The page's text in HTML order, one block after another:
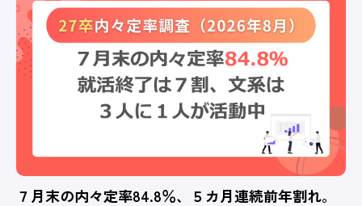
７月末の内々定率84.8％、５カ月連続前年割れ。